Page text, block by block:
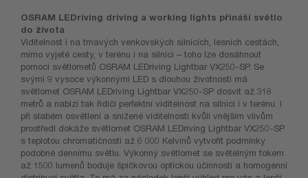
OSRAM LEDriving driving a working lights přináší světlo
do života
Viditelnost i na tmavých venkovských silnicích, lesních cestách,
mimo vyjeté cesty, v terénu i na silnici – toho lze dosáhnout
pomocí světlometů OSRAM LEDriving Lightbar VX250-SP. Se
svými 9 vysoce výkonnými LED s dlouhou životností má
světlomet OSRAM LEDriving Lightbar VX250-SP dosvit až 318
metrů a nabízí tak řidiči perfektní viditelnost na silnici i v terénu. I
při slabém osvětlení a snížené viditelnosti kvůli vnějším vlivům
prostředí dokáže světlomet OSRAM LEDriving Lightbar VX250-SP
s teplotou chromatičnosti až 6 000 Kelvinů vytvořit podmínky
podobné dennímu světlu. Výkonný světlomet se světelným tokem
až 1500 lumenů boduje špičkovou optickou účinností a homogenní